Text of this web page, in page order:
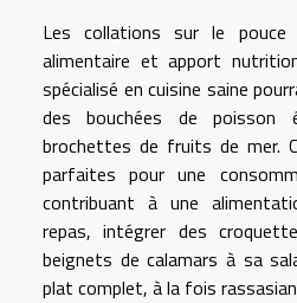
Les collations sur le pouce
alimentaire et apport
spécialisé en cuisine saine
des bouchées de poisson
brochettes de fruits de mer.
parfaites pour une
contribuant à une
repas, intégrer des
beignets de calamars à sa
plat complet, à la fois